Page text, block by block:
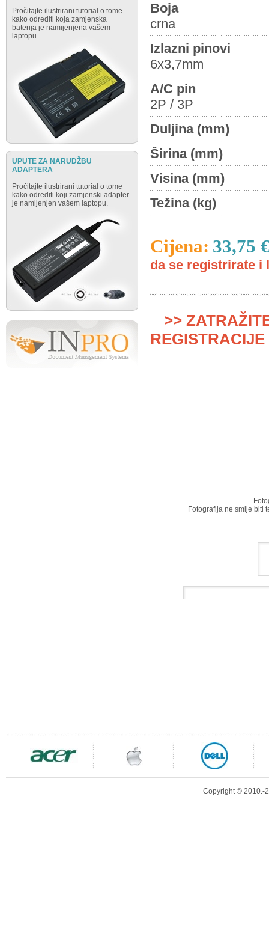
Pročitajte ilustrirani tutorial o tome
kako odrediti koja zamjenska
baterija je namijenjena vašem
laptopu.
UPUTE ZA NARUDŽBU
ADAPTERA
Pročitajte ilustrirani tutorial o tome
kako odrediti koji zamjenski adapter
je namijenjen vašem laptopu.
Boja
crna
Izlazni pinovi
6x3,7mm
A/C pin
2P / 3P
Duljina (mm)
Širina (mm)
Visina (mm)
Težina (kg)
Cijena: 33,75
da se registrirate i
>>
Fotografija ne smije biti
Copyright © 2010.-